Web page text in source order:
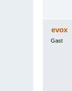
evox
Gast